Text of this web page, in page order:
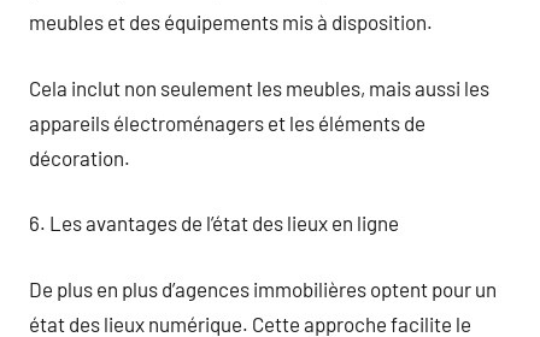
meubles et des équipements mis à disposition.
Cela inclut non seulement les meubles, mais aussi les
appareils électroménagers et les éléments de
décoration.
6. Les avantages de l’état des lieux en ligne
De plus en plus d’agences immobilières optent pour un
état des lieux numérique. Cette approche facilite le